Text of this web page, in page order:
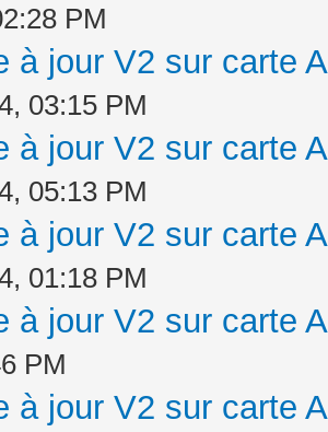
PM
à jour V2 sur carte
03:15 PM
à jour V2 sur carte
05:13 PM
à jour V2 sur carte
01:18 PM
à jour V2 sur carte
PM
à jour V2 sur carte